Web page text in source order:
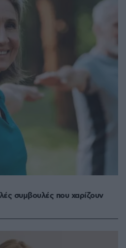
συμβουλές που χαρίζουν